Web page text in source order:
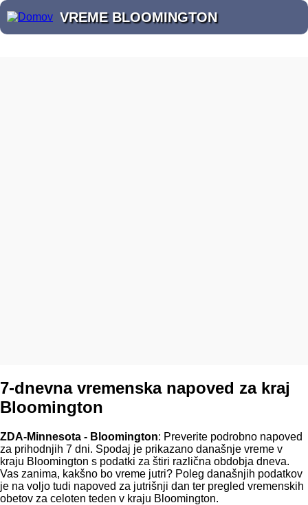
VREME BLOOMINGTON
7-dnevna vremenska napoved za kraj
Bloomington
ZDA-Minnesota - Bloomington: Preverite podrobno napoved
za prihodnjih 7 dni. Spodaj je prikazano današnje vreme v
kraju Bloomington s podatki za štiri različna obdobja dneva.
Vas zanima, kakšno bo vreme jutri? Poleg današnjih podatkov
je na voljo tudi napoved za jutrišnji dan ter pregled vremenskih
obetov za celoten teden v kraju Bloomington.